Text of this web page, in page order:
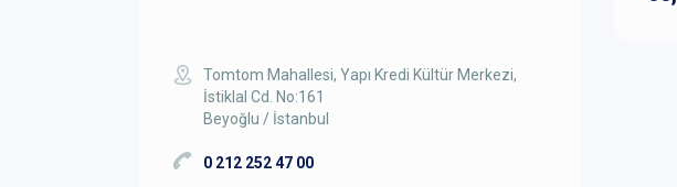
Tomtom Mahallesi, Yapı Kredi Kültür Merkezi,
İstiklal Cd. No:161
Beyoğlu / İstanbul
0 212 252 47 00